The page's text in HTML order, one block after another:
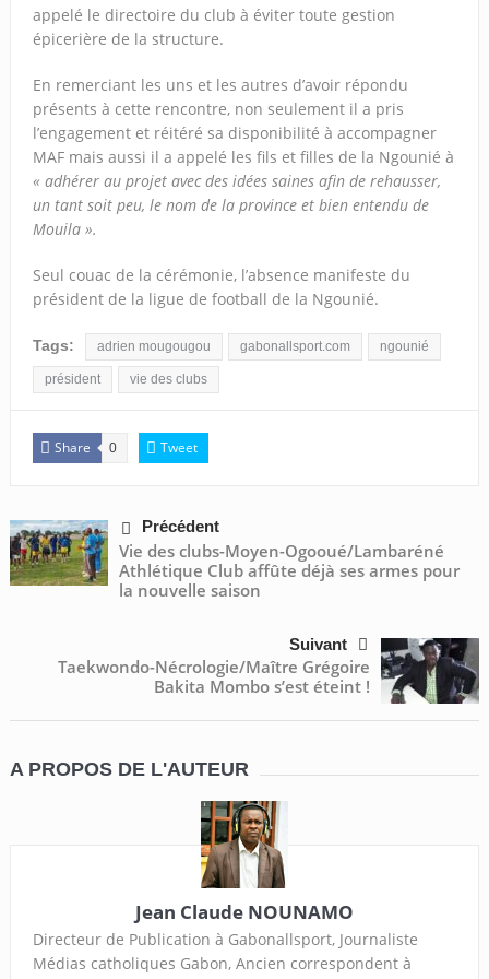
appelé le directoire du club à éviter toute gestion
épicerière de la structure.
En remerciant les uns et les autres d’avoir répondu
présents à cette rencontre, non seulement il a pris
l’engagement et réitéré sa disponibilité à accompagner
MAF mais aussi il a appelé les fils et filles de la Ngounié à
« adhérer au projet avec des idées saines afin de rehausser,
un tant soit peu, le nom de la province et bien entendu de
Mouila ».
Seul couac de la cérémonie, l’absence manifeste du
président de la ligue de football de la Ngounié.
Tags: adrien mougougou gabonallsport.com ngounié
président vie des clubs
Share 0 Tweet
Précédent
Vie des clubs-Moyen-Ogooué/Lambaréné
Athlétique Club affûte déjà ses armes pour
la nouvelle saison
Suivant
Taekwondo-Nécrologie/Maître Grégoire
Bakita Mombo s’est éteint !
A PROPOS DE L'AUTEUR
Jean Claude NOUNAMO
Directeur de Publication à Gabonallsport, Journaliste
Médias catholiques Gabon, Ancien correspondent à